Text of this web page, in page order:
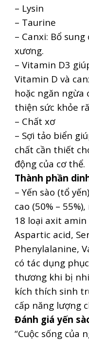
– Lysin
– Taurine
– Canxi: Bổ
xương.
– Vitamin D3
Vitamin D và
hoặc ngăn ngừa
thiện sức khỏe
– Chất xơ
– Sợi tảo biển
chất cần thiết
động của cơ thể.
Thành phần
– Yến sào (tổ
cao (50% –
18 loại axit
Aspartic acid,
Phenylalanine,
có tác dụng
thương khi bị
kích thích sinh
cấp năng lượng
Đánh giá yến
“Cuộc sống của